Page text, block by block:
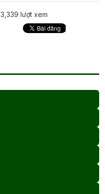
3,339 lượt xem